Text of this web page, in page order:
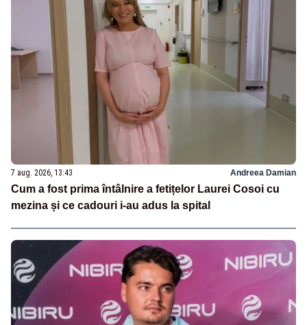
7 aug. 2026, 13:43 Andreea Damian
Cum a fost prima întâlnire a fetițelor Laurei Cosoi cu
mezina și ce cadouri i-au adus la spital